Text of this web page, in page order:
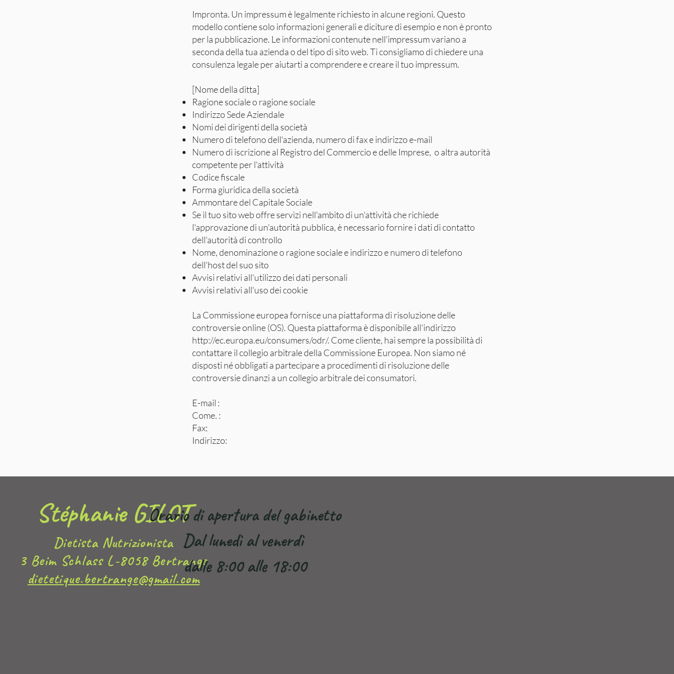
Impronta. Un impressum è legalmente richiesto in alcune regioni. Questo
modello contiene solo informazioni generali e diciture di esempio e non è pronto
per la pubblicazione. Le informazioni contenute nell'impressum variano a
seconda della tua azienda o del tipo di sito web. Ti consigliamo di chiedere una
consulenza legale per aiutarti a comprendere e creare il tuo impressum.
[Nome della ditta]
Ragione sociale o ragione sociale
Indirizzo Sede Aziendale
Nomi dei dirigenti della società
Numero di telefono dell'azienda, numero di fax e indirizzo e-mail
Numero di iscrizione al Registro del Commercio e delle Imprese, o altra autorità
competente per l'attività
Codice fiscale
Forma giuridica della società
Ammontare del Capitale Sociale
Se il tuo sito web offre servizi nell'ambito di un'attività che richiede
l'approvazione di un'autorità pubblica, è necessario fornire i dati di contatto
dell'autorità di controllo
Nome, denominazione o ragione sociale e indirizzo e numero di telefono
dell'host del suo sito
Avvisi relativi all'utilizzo dei dati personali
Avvisi relativi all'uso dei cookie
La Commissione europea fornisce una piattaforma di risoluzione delle
controversie online (OS). Questa piattaforma è disponibile all'indirizzo
http://ec.europa.eu/consumers/odr/. Come cliente, hai sempre la possibilità di
contattare il collegio arbitrale della Commissione Europea. Non siamo né
disposti né obbligati a partecipare a procedimenti di risoluzione delle
controversie dinanzi a un collegio arbitrale dei consumatori.
E-mail :
Come. :
Fax:
Indirizzo:
Stéphanie GILOT
Dietista Nutrizionista
3 Beim Schlass L-8058 Bertrange
dietetique.bertrange@gmail.com
Orario di apertura del gabinetto
Dal lunedì al venerdì
dalle 8:00 alle 18:00